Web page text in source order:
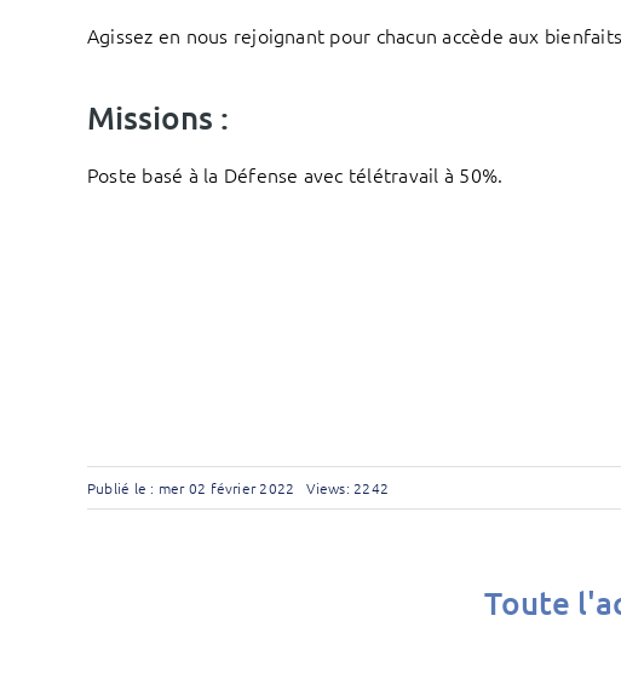
Agissez en nous rejoignant pour chacun accède aux
Missions :
Poste basé à la Défense avec télétravail à 50%.
Publié le : mer 02 février 2022 Views: 2242
Toute